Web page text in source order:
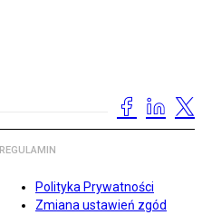
REGULAMIN
Polityka Prywatności
Zmiana ustawień zgód